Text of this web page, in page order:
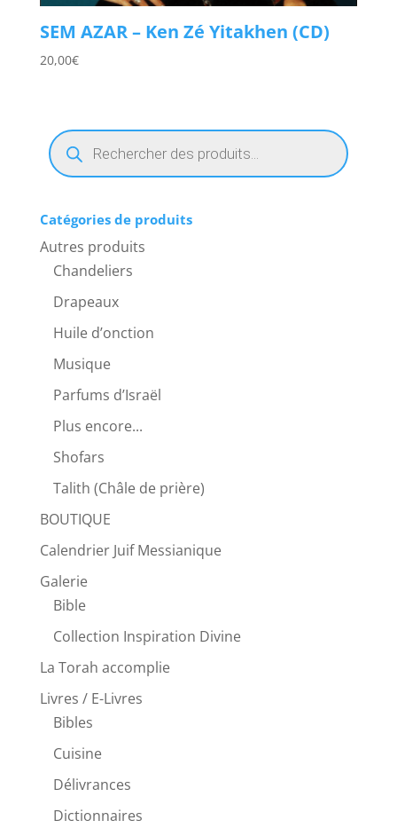
SEM AZAR – Ken Zé Yitakhen (CD)
20,00€
Recherche
de
produits
Catégories de produits
Autres produits
Chandeliers
Drapeaux
Huile d’onction
Musique
Parfums d’Israël
Plus encore...
Shofars
Talith (Châle de prière)
BOUTIQUE
Calendrier Juif Messianique
Galerie
Bible
Collection Inspiration Divine
La Torah accomplie
Livres / E-Livres
Bibles
Cuisine
Délivrances
Dictionnaires